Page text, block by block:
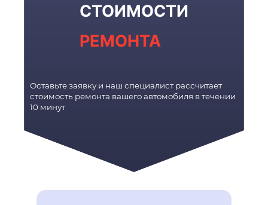
СТОИМОСТИ
РЕМОНТА
Оставьте заявку и наш специалист рассчитает
стоимость ремонта вашего автомобиля в течении
10 минут